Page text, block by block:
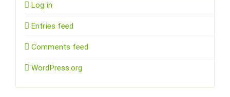
Log in
Entries feed
Comments feed
WordPress.org